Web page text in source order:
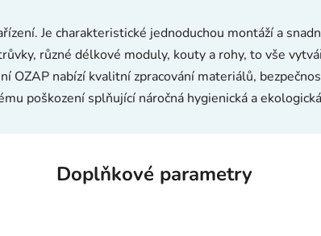
Je charakteristické jednoduchou montáží a
různé délkové moduly, kouty a rohy, to vše
OZAP nabízí kvalitní zpracování materiálů,
poškození splňující náročná hygienická a
Doplňkové parametry